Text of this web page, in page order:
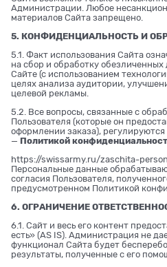
Администрации. Любое
материалов Сайта запрещено.
5. КОНФИДЕНЦИАЛЬНОСТЬ И
5.1. Факт использования Сайта
на сбор и обработку обезличенных
Сайте (с использованием
целях анализа аудитории,
целевой рекламы.
5.2. Все вопросы, связанные с
Пользователя (которые он
оформлении заказа),
— Политикой
https://swissarmy.ru/zaschita-
Персональные данные
согласия Пользователя,
предусмотренном Политикой
6. ОГРАНИЧЕНИЕ
6.1. Сайт и весь его контент
есть» (AS IS). Администрация не
функционал Сайта будет
результаты, полученные с его